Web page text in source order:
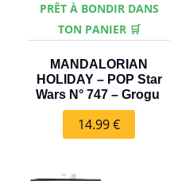
PRÊT À BONDIR DANS
TON PANIER 🛒
MANDALORIAN
HOLIDAY – POP Star
Wars N° 747 – Grogu
14.99€